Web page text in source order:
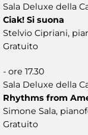
Sala Deluxe della
Ciak! Si suona
Stelvio Cipriani,
Gratuito
- ore 17.30
Sala Deluxe della
Rhythms from
Simone Sala,
Gratuito